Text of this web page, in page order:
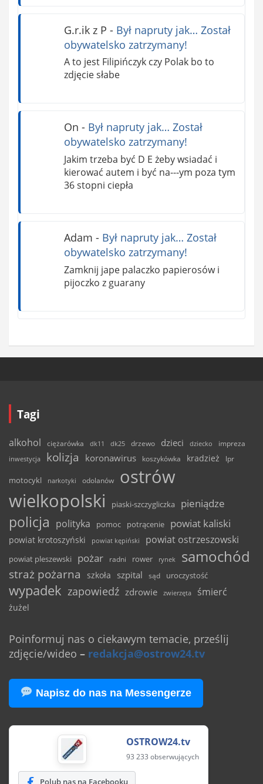
G.r.ik z P - Był napruty jak… Został
obywatelsko zatrzymany!
A to jest Filipińczyk czy Polak bo to
zdjęcie słabe
On - Był napruty jak… Został
obywatelsko zatrzymany!
Jakim trzeba być D E żeby wsiadać i
kierować autem i być na---ym poza tym
36 stopni ciepła
Adam - Był napruty jak… Został
obywatelsko zatrzymany!
Zamknij jape palaczko papierosów i
pijoczko z guarany
Tagi
alkohol ciężarówka dk11 dk25 drzewo dzieci dziecko
impreza
inwestycja
kolizja koronawirus koszykówka kradzież lpr
motocykl narkotyki odolanów
ostrów
wielkopolski
piaski-szczygliczka pieniądze
policja polityka pomoc potrącenie powiat kaliski
powiat krotoszyński powiat kępiński powiat ostrzeszowski
powiat pleszewski pożar radni rower rynek samochód
straż pożarna szkoła szpital sąd uroczystość
wypadek zapowiedź zdrowie zwierzęta śmierć
żużel
Poinformuj nas o ciekawym temacie, prześlij
zdjęcie/wideo – redakcja@ostrow24.tv
Napisz do nas na Messengerze
OSTROW24.tv
93 233 obserwujących
Polub nas na Facebooku